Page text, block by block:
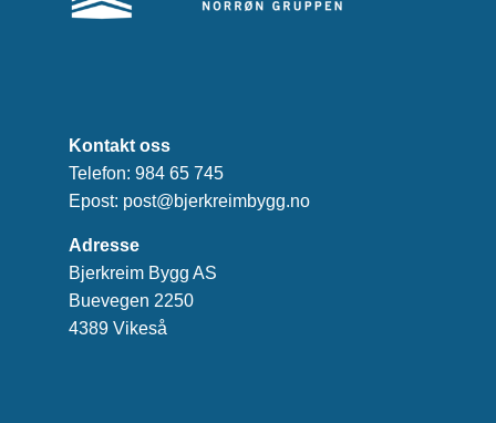
Kontakt oss
Telefon:984 65 745
Epost: post@bjerkreimbygg.no
Adresse
Bjerkreim Bygg AS
Buevegen 2250
4389 Vikeså